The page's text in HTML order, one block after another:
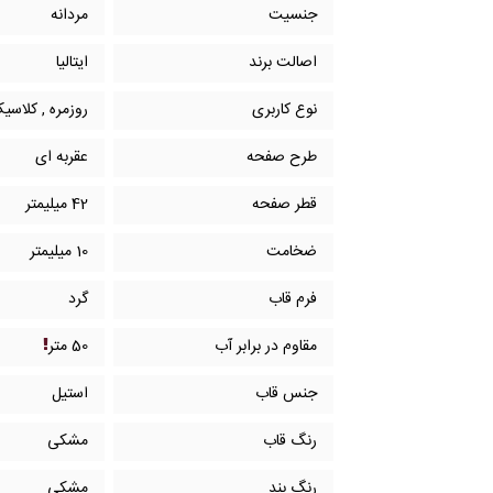
جنسیت
مردانه
اصالت برند
ایتالیا
نوع کاربری
روزمره ,
طرح صفحه
عقربه ای
قطر صفحه
42 میلیمتر
ضخامت
10 میلیمتر
فرم قاب
گرد
مقاوم در برابر آب
50 متر
جنس قاب
استیل
رنگ قاب
مشکی